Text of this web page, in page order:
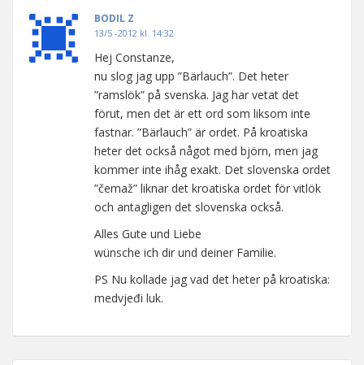
BODIL Z
13/5 -2012 kl. 14:32
Hej Constanze,
nu slog jag upp ”Bärlauch”. Det heter
”ramslök” på svenska. Jag har vetat det
förut, men det är ett ord som liksom inte
fastnar. ”Bärlauch” är ordet. På kroatiska
heter det också något med björn, men jag
kommer inte ihåg exakt. Det slovenska ordet
”čemaž” liknar det kroatiska ordet för vitlök
och antagligen det slovenska också.
Alles Gute und Liebe
wünsche ich dir und deiner Familie.
PS Nu kollade jag vad det heter på kroatiska:
medvjeđi luk.